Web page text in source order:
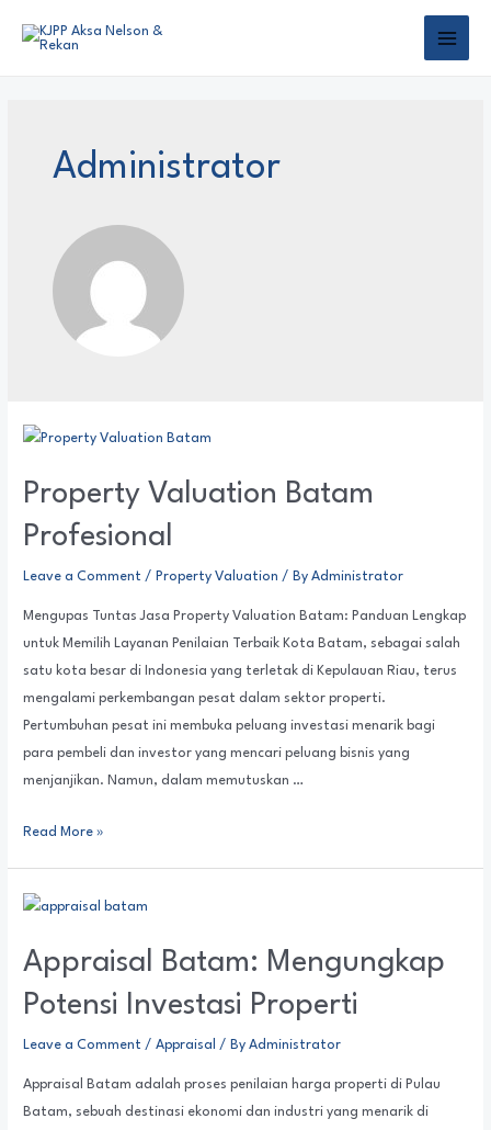
Administrator
Property Valuation Batam
Profesional
Leave a Comment / Property Valuation / ByAdministrator
Mengupas Tuntas Jasa Property Valuation Batam: Panduan Lengkap
untuk Memilih Layanan Penilaian Terbaik Kota Batam, sebagai salah
satu kota besar di Indonesia yang terletak di Kepulauan Riau, terus
mengalami perkembangan pesat dalam sektor properti.
Pertumbuhan pesat ini membuka peluang investasi menarik bagi
para pembeli dan investor yang mencari peluang bisnis yang
menjanjikan. Namun, dalam memutuskan …
Read More »
Appraisal Batam: Mengungkap
Potensi Investasi Properti
Leave a Comment /Appraisal / ByAdministrator
Appraisal Batam adalah proses penilaian harga properti di Pulau
Batam, sebuah destinasi ekonomi dan industri yang menarik di